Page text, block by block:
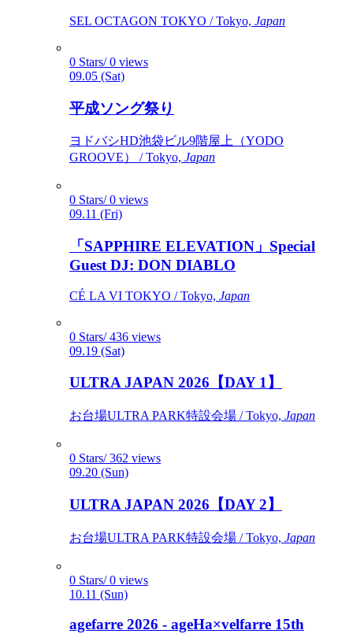
SEL OCTAGON TOKYO / Tokyo, Japan
0 Stars/ 0 views
09.05 (Sat)
平成ソング祭り
ヨドバシHD池袋ビル9階屋上（YODO
GROOVE） / Tokyo, Japan
0 Stars/ 0 views
09.11 (Fri)
「SAPPHIRE ELEVATION」Special
Guest DJ: DON DIABLO
CÉ LA VI TOKYO / Tokyo, Japan
0 Stars/ 436 views
09.19 (Sat)
ULTRA JAPAN 2026【DAY 1】
お台場ULTRA PARK特設会場 / Tokyo, Japan
0 Stars/ 362 views
09.20 (Sun)
ULTRA JAPAN 2026【DAY 2】
お台場ULTRA PARK特設会場 / Tokyo, Japan
0 Stars/ 0 views
10.11 (Sun)
agefarre 2026 - ageHa×velfarre 15th